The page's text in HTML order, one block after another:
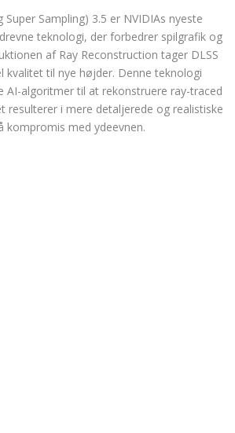
Super Sampling) 3.5 er NVIDIAs nyeste
teknologi, der forbedrer spilgrafik og
af Ray Reconstruction tager DLSS
kvalitet til nye højder. Denne teknologi
AI-algoritmer til at rekonstruere ray-traced
resulterer i mere detaljerede og realistiske
kompromis med ydeevnen.